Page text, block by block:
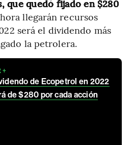
que quedó fijado en $280
llegarán recursos
será el dividendo más
la petrolera.
+
de Ecopetrol en 2022
de $280 por cada acción